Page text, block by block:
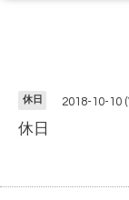
休日 2018-10-10
休日